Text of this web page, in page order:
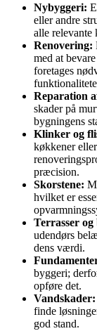
Nybyggeri:
eller andre
alle relevante
Renovering:
med at
foretages
Reparation
skader på
bygningens
Klinker og
køkkener
præcision.
Skorstene:
hvilket er
Terrasser
udendørs
dens værdi.
byggeri;
opføre det.
Vandskader:
finde
god stand.